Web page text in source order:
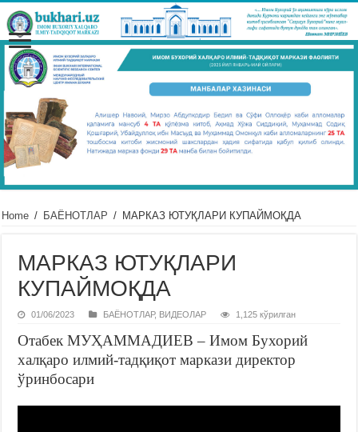
Home / БАЁНОТЛАР / МАРКАЗ ЮТУҚЛАРИ КУПАЙМОҚДА
МАРКАЗ ЮТУҚЛАРИ
КУПАЙМОҚДА
01/06/2023 БАЁНОТЛАР, ВИДЕОЛАР 1,125 кўрилган
Отабек МУҲАММАДИЕВ – Имом Бухорий
халқаро илмий-тадқиқот маркази директор
ўринбосари